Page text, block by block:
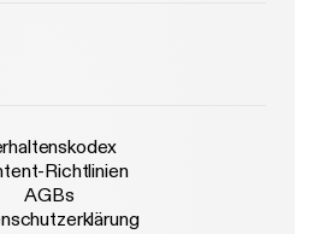
Richtlinien
AGBs